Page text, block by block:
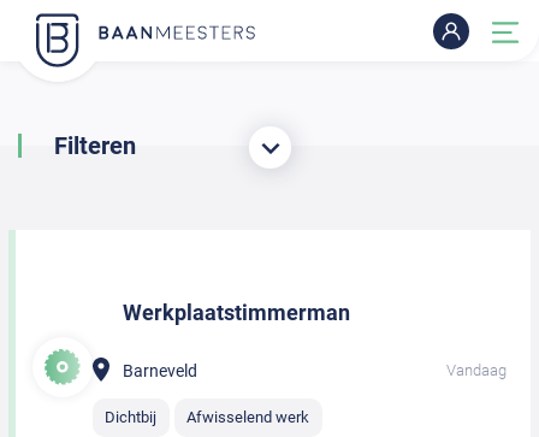
Filteren
Werkplaatstimmerman
Barneveld Vandaag
Dichtbij Afwisselend werk